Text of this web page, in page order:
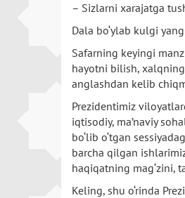
– Sizlarni xarajatga
Dala bo‘ylab kulgi
Safarning keyingi
hayotni bilish,
anglashdan kelib
Prezidentimiz
iqtisodiy, ma’naviy
bo‘lib o‘tgan
barcha qilgan
haqiqatning mag‘zini,
Keling, shu o‘rinda